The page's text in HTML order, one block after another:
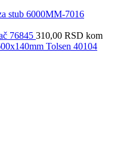
stub 6000MM-7016
76845 310,00 RSD kom
Tolsen 40104